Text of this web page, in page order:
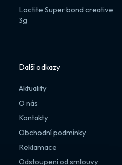
Loctite Super bond creative
3g
Další odkazy
Aktuality
O nás
Kontakty
Obchodní podmínky
Reklamace
Odstoupení od smlouvy